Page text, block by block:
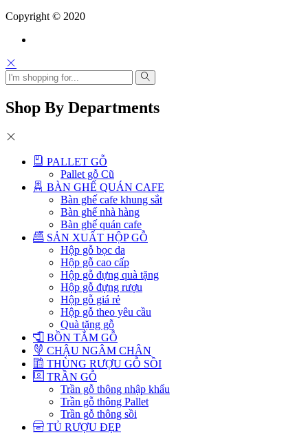
Copyright © 2020
Shop By Departments
PALLET GỖ
Pallet gỗ Cũ
BÀN GHẾ QUÁN CAFE
Bàn ghế cafe khung sắt
Bàn ghế nhà hàng
Bàn ghế quán cafe
SẢN XUẤT HỘP GỖ
Hộp gỗ bọc da
Hộp gỗ cao cấp
Hộp gỗ đựng quà tặng
Hộp gỗ đựng rượu
Hộp gỗ giá rẻ
Hộp gỗ theo yêu cầu
Quà tặng gỗ
BỒN TẮM GỖ
CHẬU NGÂM CHÂN
THÙNG RƯỢU GỖ SỒI
TRẦN GỖ
Trần gỗ thông nhập khẩu
Trần gỗ thông Pallet
Trần gỗ thông sồi
TỦ RƯỢU ĐẸP